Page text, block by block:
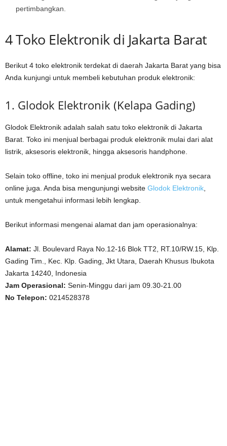
pertimbangkan.
4 Toko Elektronik di Jakarta Barat
Berikut 4 toko elektronik terdekat di daerah Jakarta Barat yang bisa
Anda kunjungi untuk membeli kebutuhan produk elektronik:
1. Glodok Elektronik (Kelapa Gading)
Glodok Elektronik adalah salah satu toko elektronik di Jakarta
Barat. Toko ini menjual berbagai produk elektronik mulai dari alat
listrik, aksesoris elektronik, hingga aksesoris handphone.
Selain toko offline, toko ini menjual produk elektronik nya secara
online juga. Anda bisa mengunjungi website Glodok Elektronik,
untuk mengetahui informasi lebih lengkap.
Berikut informasi mengenai alamat dan jam operasionalnya:
Alamat: Jl. Boulevard Raya No.12-16 Blok TT2, RT.10/RW.15, Klp.
Gading Tim., Kec. Klp. Gading, Jkt Utara, Daerah Khusus Ibukota
Jakarta 14240, Indonesia
Jam Operasional: Senin-Minggu dari jam 09.30-21.00
No Telepon: 0214528378